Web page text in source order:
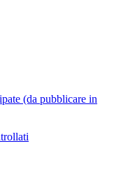
(da pubblicare in